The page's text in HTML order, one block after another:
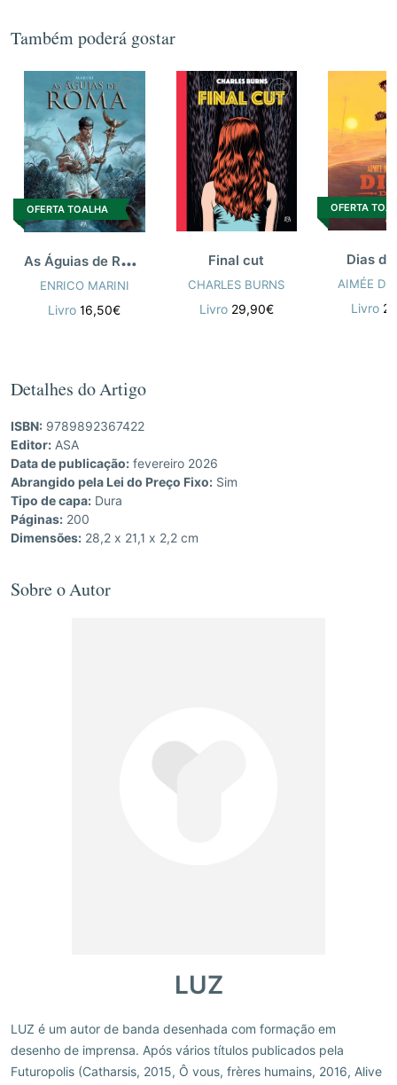
International de la BD d'Angoulême).
Também poderá gostar
OFERTA TOALHA
A
s Águias de Roma V
ENRICO MARINI
Livro16,50€
Final cut
CHARLES BURNS
Livro 29,90€
OFERTA
Dias
AIMÉE
Livro
Detalhes do Artigo
ISBN: 9789892367422
Editor: ASA
Data de publicação: fevereiro 2026
Abrangido pela Lei do Preço Fixo: Sim
Tipo de capa: Dura
Páginas: 200
Dimensões: 28,2 x 21,1 x 2,2 cm
Sobre o Autor
LUZ
LUZ é um autor de banda desenhada com formação em
desenho de imprensa. Após vários títulos publicados pela
Futuropolis (Catharsis, 2015, Ô vous, frères humains, 2016, Alive